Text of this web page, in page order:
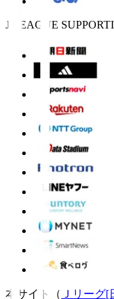
J.LEAGUE
本サイト（ Ｊリーグ